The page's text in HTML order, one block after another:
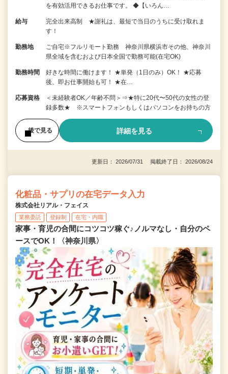
を有効活用できるお仕事です。 ◆【いろん…
給与
完全出来高制 ★謝礼は、最短で当日のうちに受け取れま
す！
勤務地
ご自宅※フルリモート勤務 神奈川県横浜市その他、神奈川
県全域を含むおよび日本全国で勤務可能(在宅OK)
勤務時間
好きな時間に働けます！ ★単発（1日のみ）OK！ ★応募
後、即お仕事開始も可！ ★在…
応募資格
＜未経験者OK／年齢不問＞⇒★特に20代〜50代の女性の登
録多数★ ※スマートフォンもしくはパソコンをお持ちの方
後で見る 詳細を見る
更新日： 2026/07/31 掲載終了日： 2026/08/24
化粧品・サプリの在宅データ入力
株式会社リアル・フェイス
業務委託 登録制 在宅・内職
家事・育児の合間にコツコツ稼ぐ♪ノルマなし・自分のペ
ースでOK！〈神奈川県〉